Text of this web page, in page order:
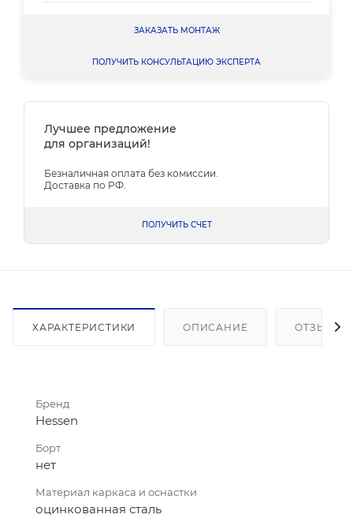
ЗАКАЗАТЬ МОНТАЖ
ПОЛУЧИТЬ КОНСУЛЬТАЦИЮ ЭКСПЕРТА
Лучшее предложение
для организаций!
Безналичная оплата без комиссии.
Доставка по РФ.
ПОЛУЧИТЬ СЧЕТ
ХАРАКТЕРИСТИКИ ОПИСАНИЕ ОТЗЫВЫ
Бренд
Hessen
Борт
нет
Материал каркаса и оснастки
оцинкованная сталь